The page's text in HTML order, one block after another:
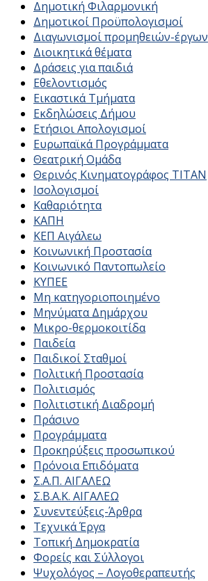
Δημοτική Φιλαρμονική
Δημοτικοί Προϋπολογισμοί
Διαγωνισμοί προμηθειών-έργων
Διοικητικά θέματα
Δράσεις για παιδιά
Εθελοντισμός
Εικαστικά Τμήματα
Εκδηλώσεις Δήμου
Ετήσιοι Απολογισμοί
Ευρωπαϊκά Προγράμματα
Θεατρική Ομάδα
Θερινός Κινηματογράφος ΤΙΤΑΝ
Ισολογισμοί
Καθαριότητα
ΚΑΠΗ
ΚΕΠ Αιγάλεω
Κοινωνική Προστασία
Κοινωνικό Παντοπωλείο
ΚΥΠΕΕ
Μη κατηγοριοποιημένο
Μηνύματα Δημάρχου
Μικρο-θερμοκοιτίδα
Παιδεία
Παιδικοί Σταθμοί
Πολιτική Προστασία
Πολιτισμός
Πολιτιστική Διαδρομή
Πράσινο
Προγράμματα
Προκηρύξεις προσωπικού
Πρόνοια Επιδόματα
Σ.Α.Π. ΑΙΓΑΛΕΩ
Σ.Β.Α.Κ. ΑΙΓΑΛΕΩ
Συνεντεύξεις-Άρθρα
Τεχνικά Έργα
Τοπική Δημοκρατία
Φορείς και Σύλλογοι
Ψυχολόγος – Λογοθεραπευτής